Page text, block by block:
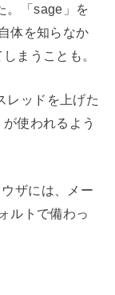
。「sage」を
体を知らなか
まうことも。
レッドを上げた
使われるよう
ザには、メー
ルトで備わっ